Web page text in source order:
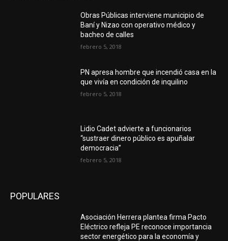
Obras Públicas interviene municipio de
Baní y Nizao con operativo médico y
bacheo de calles
febrero 5, 2018
PN apresa hombre que incendió casa en la
que vivía en condición de inquilino
febrero 5, 2018
Lidio Cadet advierte a funcionarios
“sustraer dinero público es apuñalar
democracia”
febrero 5, 2018
POPULARES
Asociación Herrera plantea firma Pacto
Eléctrico refleja PE reconoce importancia
sector energético para la economía y